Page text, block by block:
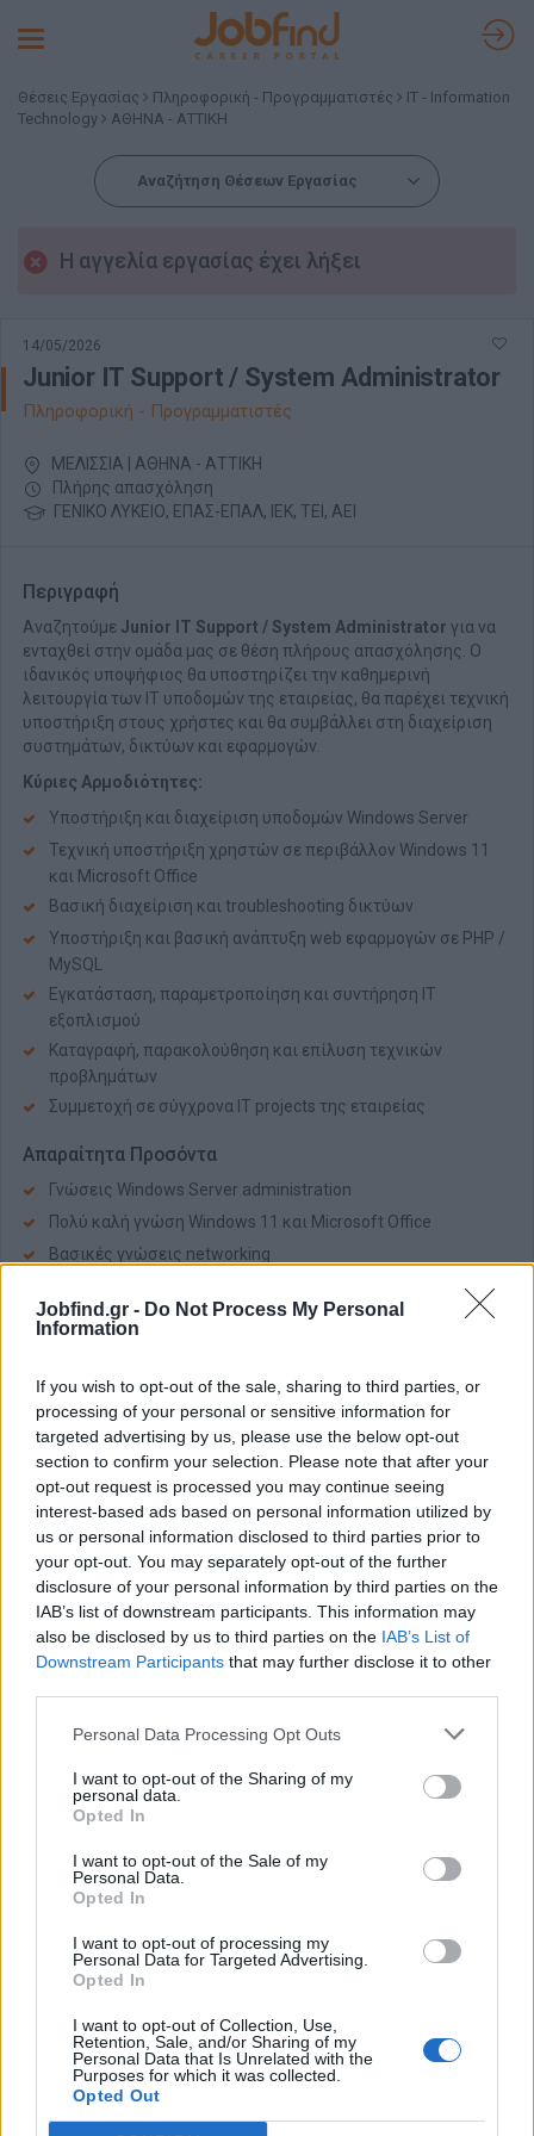
Jobfind.gr - Do Not Process My Personal
Information
If you wish to opt-out of the sale, sharing to third parties, or
processing of your personal or sensitive information for
targeted advertising by us, please use the below opt-out
section to confirm your selection. Please note that after your
opt-out request is processed you may continue seeing
interest-based ads based on personal information utilized by
us or personal information disclosed to third parties prior to
your opt-out. You may separately opt-out of the further
disclosure of your personal information by third parties on the
IAB’s list of downstream participants. This information may
also be disclosed by us to third parties on the IAB’s List of
Downstream Participants that may further disclose it to other
Personal Data Processing Opt Outs
I want to opt-out of the Sharing of my
personal data.
Opted In
I want to opt-out of the Sale of my
Personal Data.
Opted In
I want to opt-out of processing my
Personal Data for Targeted Advertising.
Opted In
I want to opt-out of Collection, Use,
Retention, Sale, and/or Sharing of my
Personal Data that Is Unrelated with the
Purposes for which it was collected.
Opted Out
Toggle
Θέσεις Εργασίας Πληροφορική - Προγραμματιστές
IT - Information
Technology
ΑΘΗΝΑ - ΑΤΤΙΚΗ
Αναζήτηση Θέσεων Εργασίας
Η αγγελία εργασίας έχει λήξει
14/05/2026
Junior IT Support / System Administrator
Πληροφορική - Προγραμματιστές
ΜΕΛΙΣΣΙΑ | ΑΘΗΝΑ - ΑΤΤΙΚΗ
Πλήρης απασχόληση
ΓΕΝΙΚΟ ΛΥΚΕΙΟ, ΕΠΑΣ-ΕΠΑΛ, ΙΕΚ, ΤΕΙ, ΑΕΙ
Περιγραφή
Αναζητούμε Junior IT Support / System Administrator για να
ενταχθεί στην ομάδα μας σε θέση πλήρους απασχόλησης. Ο
ιδανικός υποψήφιος θα υποστηρίζει την καθημερινή
λειτουργία των IT υποδομών της εταιρείας, θα παρέχει τεχνική
υποστήριξη στους χρήστες και θα συμβάλλει στη διαχείριση
συστημάτων, δικτύων και εφαρμογών.
Κύριες Αρμοδιότητες:
Υποστήριξη και διαχείριση υποδομών Windows Server
Τεχνική υποστήριξη χρηστών σε περιβάλλον Windows 11
και Microsoft Office
Βασική διαχείριση και troubleshooting δικτύων
Υποστήριξη και βασική ανάπτυξη web εφαρμογών σε PHP /
MySQL
Εγκατάσταση, παραμετροποίηση και συντήρηση IT
εξοπλισμού
Καταγραφή, παρακολούθηση και επίλυση τεχνικών
προβλημάτων
Συμμετοχή σε σύγχρονα IT projects της εταιρείας
Απαραίτητα Προσόντα
Γνώσεις Windows Server administration
Πολύ καλή γνώση Windows 11 και Microsoft Office
Βασικές γνώσεις networking
Πολύ καλή γνώση της αγγλικής γλώσσας
Οργανωτικότητα, συνέπεια και διάθεση για ανάληψη
πρωτοβουλιών
Σπουδές Πληροφορικής ή σχετικού αντικειμένου θα
αξιολογηθούν θετικά
Βασική εμπειρία σε IT support ή system administration θα
εκτιμηθεί
Παροχές
Ανταγωνιστικό πακέτο αποδοχών
Σύγχρονο και φιλικό περιβάλλον εργασίας
Συνεχής εκπαίδευση και δυνατότητες επαγγελματικής
εξέλιξης